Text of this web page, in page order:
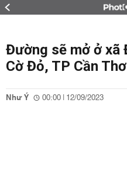
Đường sẽ mở ở xã
Cờ Đỏ, TP Cần Thơ
Như Ý 00:00 | 12/09/2023